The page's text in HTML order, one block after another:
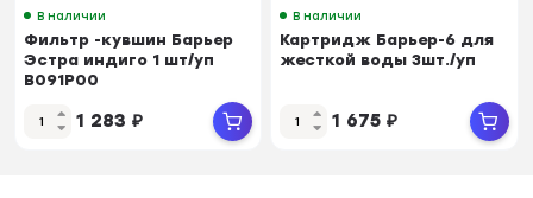
В наличии
Фильтр -кувшин Барьер
Эстра индиго 1 шт/уп
В091Р00
1 283 ₽
В наличии
Картридж Барьер-6 для
жесткой воды 3шт./уп
1 675 ₽